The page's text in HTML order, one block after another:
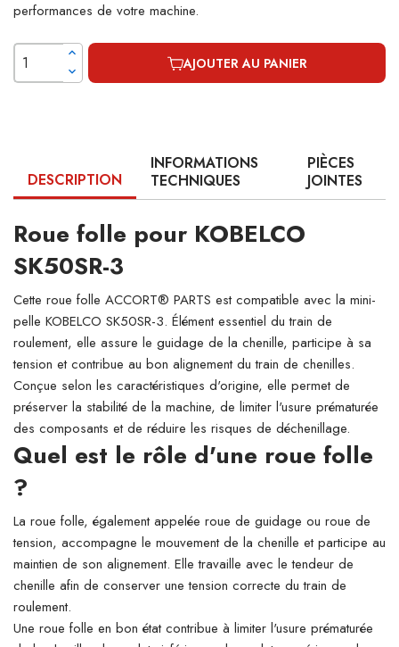
performances de votre machine.
AJOUTER AU PANIER
DESCRIPTION
INFORMATIONS
TECHNIQUES
PIÈCES
JOINTES
Roue folle pour KOBELCO
SK50SR-3
Cette roue folle ACCORT® PARTS est compatible avec la mini-
pelle KOBELCO SK50SR-3. Élément essentiel du train de
roulement, elle assure le guidage de la chenille, participe à sa
tension et contribue au bon alignement du train de chenilles.
Conçue selon les caractéristiques d'origine, elle permet de
préserver la stabilité de la machine, de limiter l'usure prématurée
des composants et de réduire les risques de déchenillage.
Quel est le rôle d'une roue folle
?
La roue folle, également appelée roue de guidage ou roue de
tension, accompagne le mouvement de la chenille et participe au
maintien de son alignement. Elle travaille avec le tendeur de
chenille afin de conserver une tension correcte du train de
roulement.
Une roue folle en bon état contribue à limiter l'usure prématurée